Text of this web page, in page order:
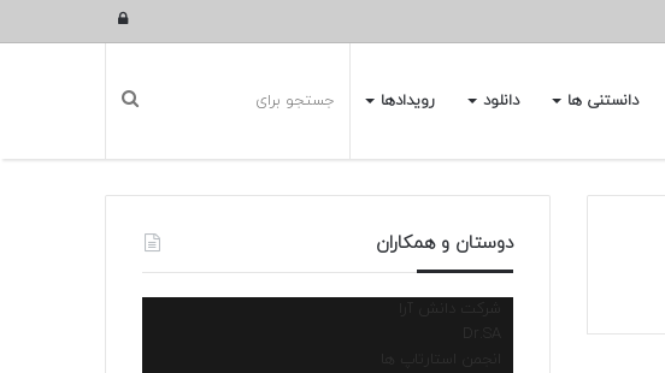
ورود
دانستنی ها دانلود رویدادها
دوستان و همکاران
شرکت دانش آرا
انجمن استارتاپ ها